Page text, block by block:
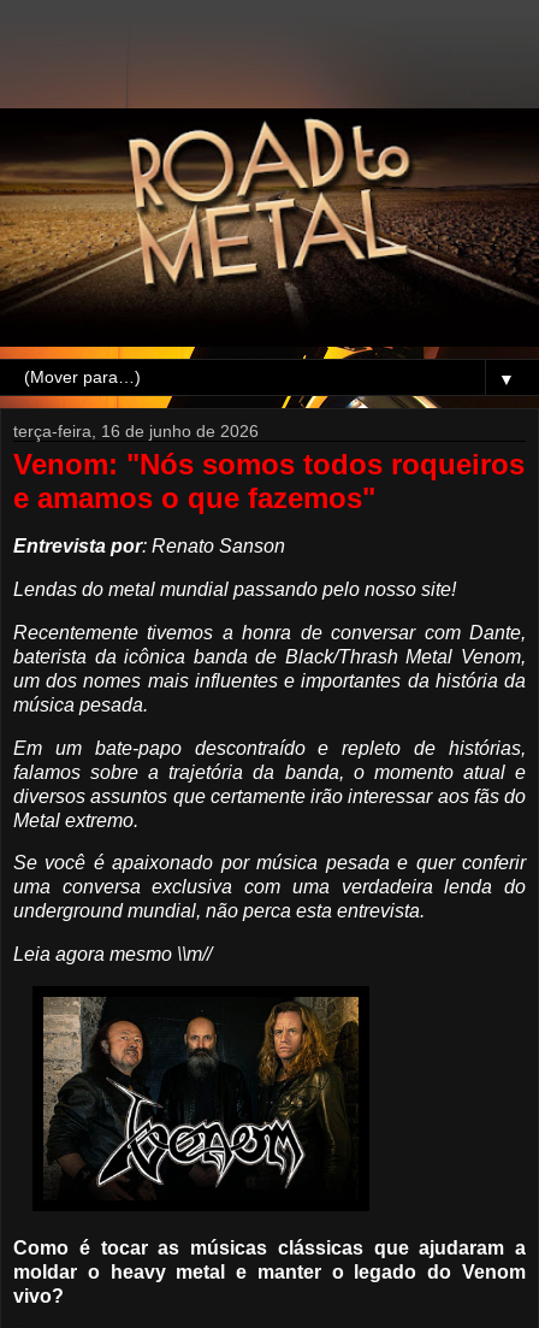
▼
terça-feira, 16 de junho de 2026
Venom: "Nós somos todos roqueiros
e amamos o que fazemos"
Entrevista por: Renato Sanson
Lendas do metal mundial passando pelo nosso site!
Recentemente tivemos a honra de conversar com Dante,
baterista da icônica banda de Black/Thrash Metal Venom,
um dos nomes mais influentes e importantes da história da
música pesada.
Em um bate-papo descontraído e repleto de histórias,
falamos sobre a trajetória da banda, o momento atual e
diversos assuntos que certamente irão interessar aos fãs do
Metal extremo.
Se você é apaixonado por música pesada e quer conferir
uma conversa exclusiva com uma verdadeira lenda do
underground mundial, não perca esta entrevista.
Leia agora mesmo \\m//
Como é tocar as músicas clássicas que ajudaram a
moldar o heavy metal e manter o legado do Venom
vivo?